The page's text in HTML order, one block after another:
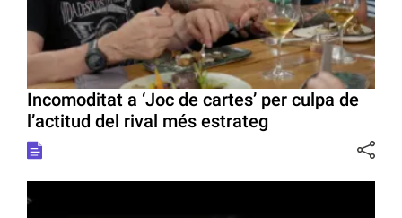
Incomoditat a ‘Joc de cartes’ per culpa de
l’actitud del rival més estrateg